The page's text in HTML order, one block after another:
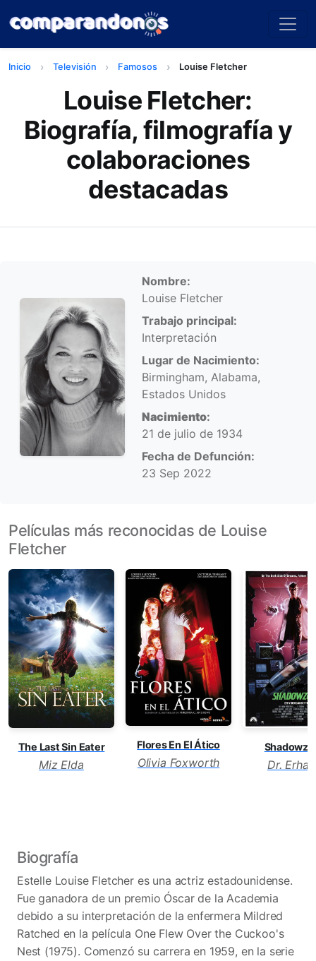
Inicio Televisión Famosos Louise Fletcher
Louise Fletcher:
Biografía, filmografía y
colaboraciones
destacadas
Información personal
Nombre:
Louise Fletcher
Trabajo principal:
Interpretación
Lugar de Nacimiento:
Birmingham, Alabama,
Estados Unidos
Nacimiento:
21 de julio de 1934
Fecha de Defunción:
23 Sep 2022
Películas más reconocidas de Louise
Fletcher
The Last Sin Eater
Miz Elda
Flores En El Ático
Olivia Foxworth Dr.
Biografía
Estelle Louise Fletcher es una actriz estadounidense.
Fue ganadora de un premio Óscar de la Academia
debido a su interpretación de la enfermera Mildred
Ratched en la película One Flew Over the Cuckoo's
Nest (1975). Comenzó su carrera en 1959, en la serie